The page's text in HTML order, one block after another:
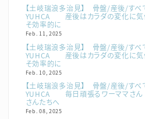
【土岐瑞浪多治見】 骨盤/産後/す
YUHCA 産後はカラダの変化に気
そ効率的に
Feb. 11, 2025
【土岐瑞浪多治見】 骨盤/産後/す
YUHCA 産後はカラダの変化に気
そ効率的に
Feb. 10, 2025
【土岐瑞浪多治見】 骨盤/産後/す
YUHCA 毎日頑張るワーママさん
さんたちへ
Feb. 08, 2025